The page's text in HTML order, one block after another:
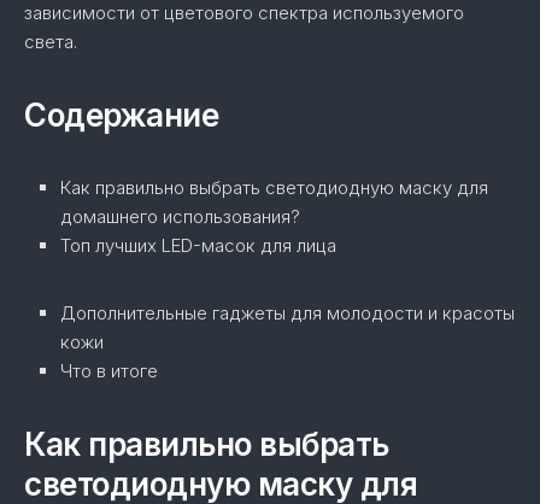
зависимости от цветового спектра используемого
света.
Содержание
Как правильно выбрать светодиодную маску для
домашнего использования?
Топ лучших LED-масок для лица
Дополнительные гаджеты для молодости и красоты
кожи
Что в итоге
Как правильно выбрать
светодиодную маску для